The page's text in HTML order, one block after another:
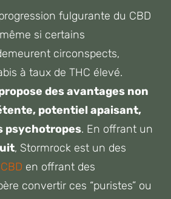
fulgurante du CBD
si certains
circonspects,
à taux de THC élevé.
des avantages non
potentiel apaisant,
psychotropes. En offrant un
, Stormrock est un des
en offrant des
convertir ces “puristes” ou